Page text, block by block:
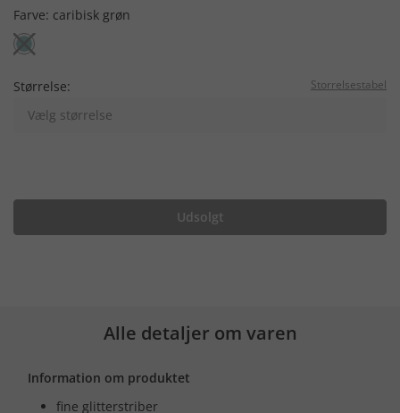
Farve: caribisk grøn
Størrelse: Storrelsestabel
Vælg størrelse
Udsolgt
Alle detaljer om varen
Information om produktet
fine glitterstriber